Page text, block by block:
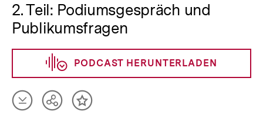
2. Teil: Podiumsgespräch und
Publikumsfragen
PODCAST HERUNTERLADEN
Artikel
herunterladen
TeilenInhalt